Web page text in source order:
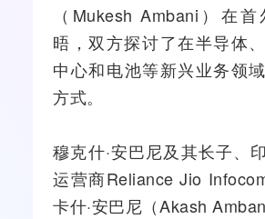
（Mukesh Ambani）在
晤，双方探讨了在半导体
中心和电池等新兴业务领
方式。
穆克什·安巴尼及其长子、
运营商RelianceJio
卡什·安巴尼（Akash